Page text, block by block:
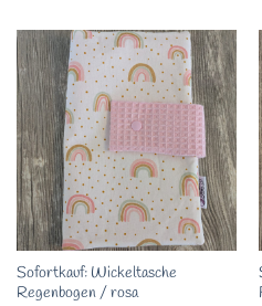
Sofortkauf: Wickeltasche
Regenbogen / rosa